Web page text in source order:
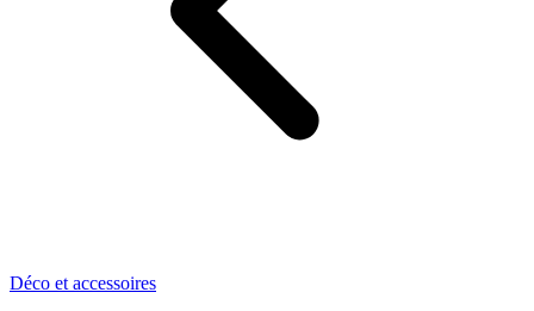
Déco et accessoires